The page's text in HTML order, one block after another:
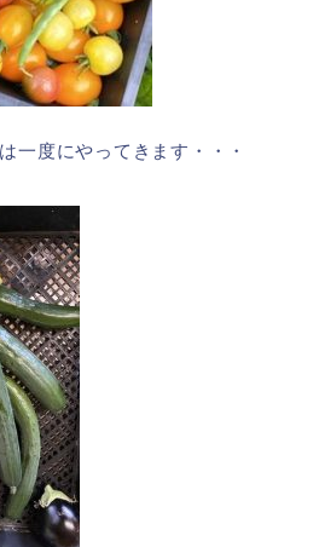
一度にやってきます・・・